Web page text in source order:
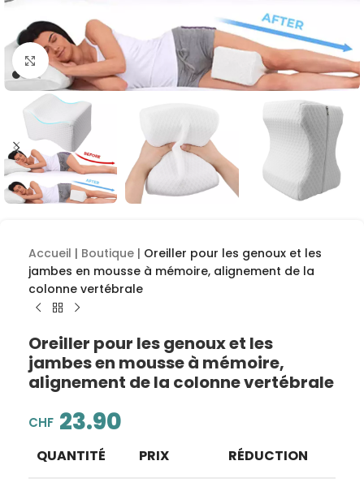
Cliquez pour agrandir
Accueil | Boutique | Oreiller pour les genoux et les
jambes en mousse à mémoire, alignement de la
colonne vertébrale
Oreiller pour les genoux et les
jambes en mousse à mémoire,
alignement de la colonne vertébrale
CHF 23.90
QUANTITÉ PRIX RÉDUCTION